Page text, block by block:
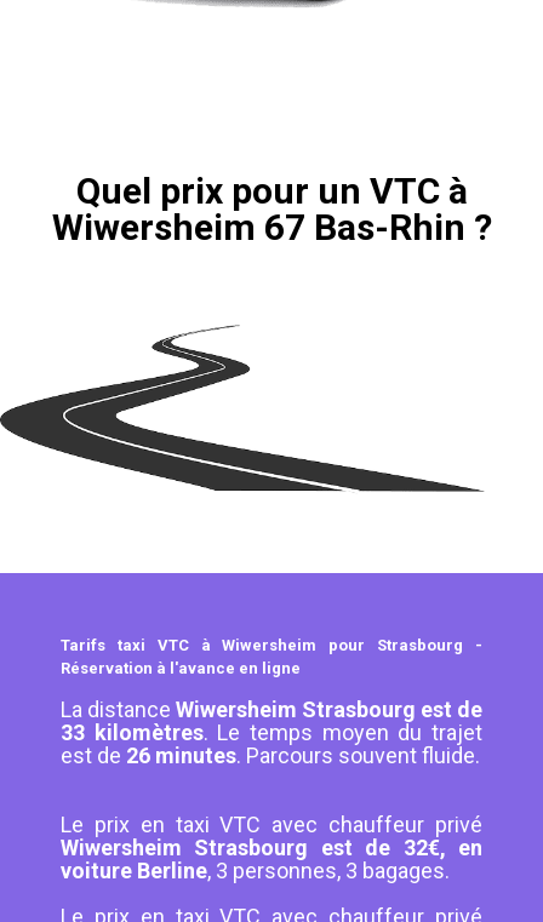
Quel prix pour un VTC à
Wiwersheim 67 Bas-Rhin ?
Tarifs taxi VTC à Wiwersheim pour Strasbourg -
Réservation à l'avance en ligne
La distance Wiwersheim Strasbourg est de
33 kilomètres. Le temps moyen du trajet
est de 26 minutes. Parcours souvent fluide.
Le prix en taxi VTC avec chauffeur privé
Wiwersheim Strasbourg est de 32€, en
voiture Berline, 3 personnes, 3 bagages.
Le prix en taxi VTC avec chauffeur privé